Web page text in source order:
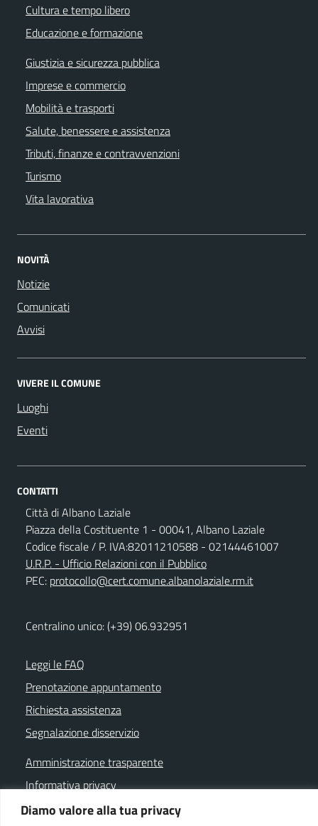
Diamo valore alla tua privacy
Cultura e tempo libero
Educazione e formazione
Giustizia e sicurezza pubblica
Imprese e commercio
Mobilità e trasporti
Salute, benessere e assistenza
Tributi, finanze e contravvenzioni
Turismo
Vita lavorativa
NOVITÀ
Notizie
Comunicati
Avvisi
VIVERE IL COMUNE
Luoghi
Eventi
CONTATTI
Città di Albano Laziale
Piazza della Costituente 1 - 00041, Albano Laziale
Codice fiscale / P. IVA:82011210588 - 02144461007
U.R.P. - Ufficio Relazioni con il Pubblico
PEC: protocollo@cert.comune.albanolaziale.rm.it
Centralino unico: (+39) 06.932951
Leggi le FAQ
Prenotazione appuntamento
Richiesta assistenza
Segnalazione disservizio
Amministrazione trasparente
Informativa privacy
Note legali